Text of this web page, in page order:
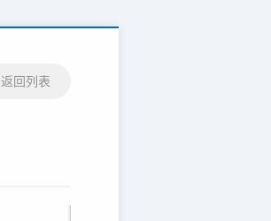
返回列表